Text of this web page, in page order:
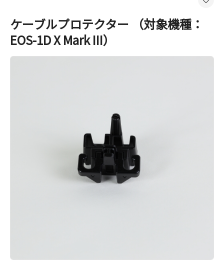
ケーブルプロテクター （対象機種：
EOS-1D X Mark III）